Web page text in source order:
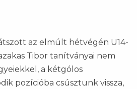
az elmúlt hétvégén U14-
Tibor tanítványai nem
a kétgólos
pozícióba csúsztunk vissza,